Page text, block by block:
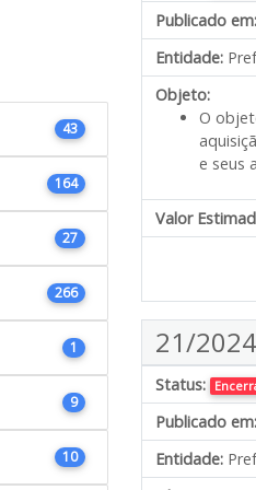
43
164
27
266
1
9
10
Publicado em:
Entidade:
Objeto:
O
e seus
Valor
21/2024
Status:
Publicado em:
Entidade: